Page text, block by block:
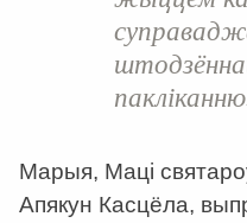
Марыя, Маці
Апякун Касцёла,